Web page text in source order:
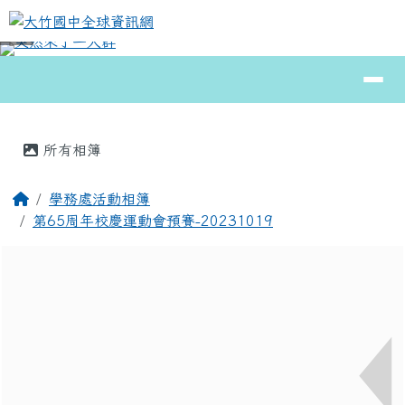
跳至主內容區
大竹國中全球資訊網
⏸
所有相簿
回首頁學務處活動相簿
第65周年校慶運動會預賽-20231019